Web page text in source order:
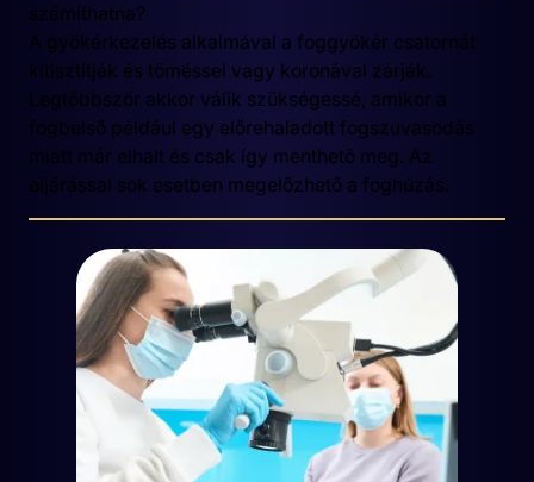
számíthatna?
A gyökérkezelés alkalmával a foggyökér csatornát
kitisztítják és töméssel vagy koronával zárják.
Legtöbbször akkor válik szükségessé, amikor a
fogbelső például egy előrehaladott fogszuvasodás
miatt már elhalt és csak így menthető meg. Az
eljárással sok esetben megelőzhető a foghúzás.